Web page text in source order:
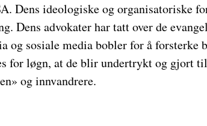
Dens ideologiske og organisatoriske
Dens advokater har tatt over de
og sosiale media bobler for å forsterke
for løgn, at de blir undertrykt og gjort
og innvandrere.